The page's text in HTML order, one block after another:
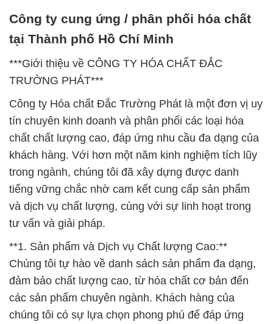
Công ty cung ứng / phân phối hóa chất
tại Thành phố Hồ Chí Minh
***Giới thiệu về CÔNG TY HÓA CHẤT ĐẮC
TRƯỜNG PHÁT***
Công ty Hóa chất Đắc Trường Phát là một đơn vị uy
tín chuyên kinh doanh và phân phối các loại hóa
chất chất lượng cao, đáp ứng nhu cầu đa dạng của
khách hàng. Với hơn một năm kinh nghiệm tích lũy
trong ngành, chúng tôi đã xây dựng được danh
tiếng vững chắc nhờ cam kết cung cấp sản phẩm
và dịch vụ chất lượng, cùng với sự linh hoạt trong
tư vấn và giải pháp.
**1. Sản phẩm và Dịch vụ Chất lượng Cao:**
Chúng tôi tự hào về danh sách sản phẩm đa dạng,
đảm bảo chất lượng cao, từ hóa chất cơ bản đến
các sản phẩm chuyên ngành. Khách hàng của
chúng tôi có sự lựa chọn phong phú để đáp ứng